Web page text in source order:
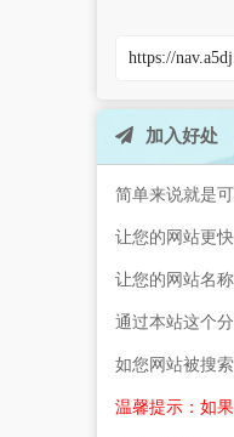
加入好处
简单来说就是
让您的网站更
让您的网站名
通过本站这个
如您网站被搜
温馨提示：如